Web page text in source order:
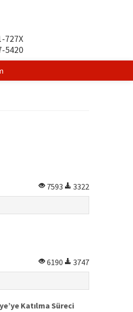
727X
5420
7593
3322
6190
3747
Katılma Süreci